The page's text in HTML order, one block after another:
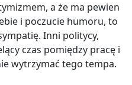
a że ma pewien
i poczucie humoru, to
Inni politycy,
czas pomiędzy pracę i
wytrzymać tego tempa.